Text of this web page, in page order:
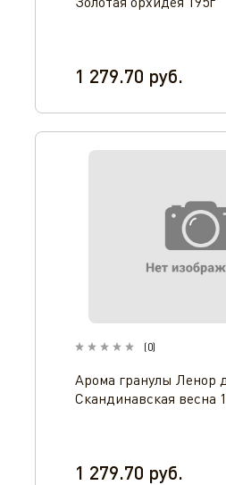
1 279.70 руб.
(0)
Арома гранулы Ленор
Скандинавская весна
1 279.70 руб.